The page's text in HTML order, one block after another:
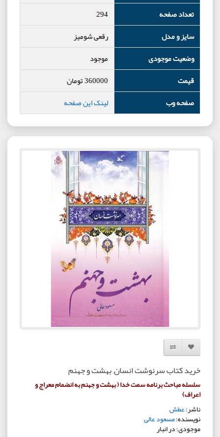
تعداد صفحه
294
سایز و مدل
رقعی شومیز
وضعیت موجودی
موجود
قیمت
360000تومان
صفحه وب
لینک این صفحه
افزودن به لیست دلخواه
مقایسه این محصول
خرید کتاب سرنوشت انسان, بهشت و جهنم
سلسله مباحث برنامه سمت خدا ( بهشت و جهنم به انضمام معراج و
اعراف)
ناشر:عطش
نویسنده:مسعود عالی
موجودی: در انبار